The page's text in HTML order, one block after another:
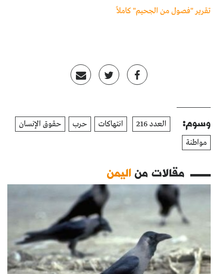
تقرير "فصول من الجحيم" كاملاً
وسوم: العدد 216 انتهاكات حرب
حقوق الإنسان
مواطنة
مقالات مناليمن